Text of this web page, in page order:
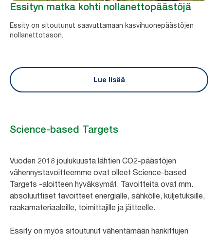
Essityn matka kohti nollanettopäästöjä
Essity on sitoutunut saavuttamaan kasvihuonepäästöjen
nollanettotason.
Lue lisää
Science-based Targets
Vuoden 2018 joulukuusta lähtien CO2-päästöjen
vähennystavoitteemme ovat olleet Science-based
Targets -aloitteen hyväksymät. Tavoitteita ovat mm.
absoluuttiset tavoitteet energialle, sähkölle, kuljetuksille,
raakamateriaaleille, toimittajille ja jätteelle.
Essity on myös sitoutunut vähentämään hankittujen